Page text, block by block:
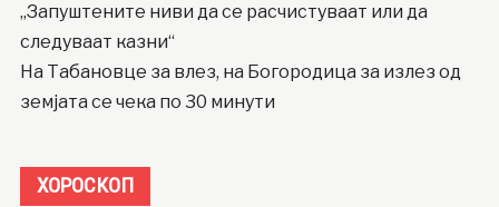
„Запуштените ниви да се расчистуваат или да
следуваат казни“
На Табановце за влез, на Богородица за излез од
земјата се чека по 30 минути
ХОРОСКОП